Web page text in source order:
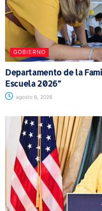
GOBIERNO
Departamento de la
Escuela 2026”
agosto 6, 2026